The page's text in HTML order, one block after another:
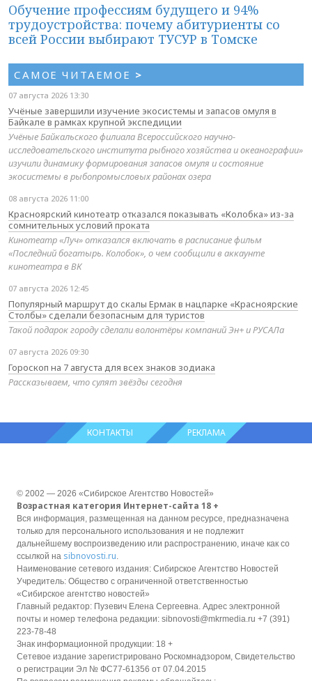
Обучение профессиям будущего и 94%
трудоустройства: почему абитуриенты со
всей России выбирают ТУСУР в Томске
САМОЕ ЧИТАЕМОЕ >
07 августа 2026 13:30
Учёные завершили изучение экосистемы и запасов омуля в
Байкале в рамках крупной экспедиции
Учёные Байкальского филиала Всероссийского научно-
исследовательского института рыбного хозяйства и океанографии»
изучили динамику формирования запасов омуля и состояние
экосистемы в рыбопромысловых районах озера
08 августа 2026 11:00
Красноярский кинотеатр отказался показывать «Колобка» из-за
сомнительных условий проката
Кинотеатр «Луч» отказался включать в расписание фильм
«Последний богатырь. Колобок», о чем сообщили в аккаунте
кинотеатра в ВК
07 августа 2026 12:45
Популярный маршрут до скалы Ермак в нацпарке «Красноярские
Столбы» сделали безопасным для туристов
Такой подарок городу сделали волонтёры компаний Эн+ и РУСАЛа
07 августа 2026 09:30
Гороскоп на 7 августа для всех знаков зодиака
Рассказываем, что сулят звёзды сегодня
КОНТАКТЫ РЕКЛАМА
© 2002 — 2026 «Сибирское Агентство Новостей»
Возрастная категория Интернет-сайта 18 +
Вся информация, размещенная на данном ресурсе, предназначена
только для персонального использования и не подлежит
дальнейшему воспроизведению или распространению, иначе как со
ссылкой на sibnovosti.ru
Наименование сетевого издания: Сибирское Агентство Новостей
Учредитель: Общество с ограниченной ответственностью
«Сибирское агентство новостей»
Главный редактор: Пузевич Елена Сергеевна. Адрес электронной
почты и номер телефона редакции: sibnovosti@mkrmedia.ru +7 (391)
223-78-48
Знак информационной продукции: 18 +
Сетевое издание зарегистрировано Роскомнадзором, Свидетельство
о регистрации Эл № ФС77-61356 от 07.04.2015